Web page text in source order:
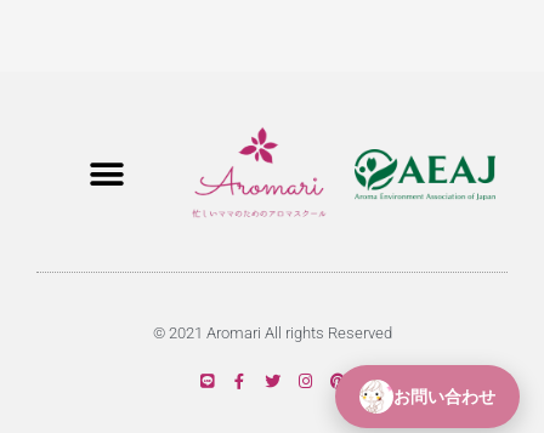
© 2021 Aromari All rights Reserved
お問い合わせ